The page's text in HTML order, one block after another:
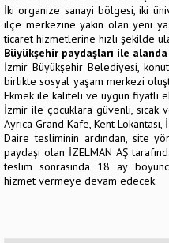
İki organize sanayi bölgesi, iki
ilçe merkezine yakın olan yeni
ticaret hizmetlerine hızlı şekilde
Büyükşehir paydaşları ile
İzmir Büyükşehir Belediyesi,
birlikte sosyal yaşam merkezi
Ekmek ile kaliteli ve uygun fiyatlı
İzmir ile çocuklara güvenli, sıcak
Ayrıca Grand Kafe, Kent
Daire tesliminin ardından, site
paydaşı olan İZELMAN AŞ
teslim sonrasında 18 ay
hizmet vermeye devam edecek.